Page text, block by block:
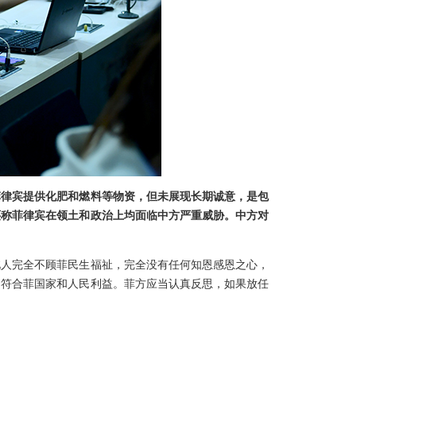
宾提供化肥和燃料等物资，但未展现长期诚意，是包
菲律宾在领土和政治上均面临中方严重威胁。中方对
完全不顾菲民生福祉，完全没有任何知恩感恩之心，
合菲国家和人民利益。菲方应当认真反思，如果放任